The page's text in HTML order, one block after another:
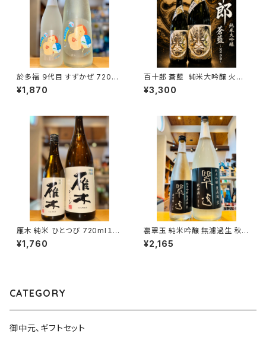
於多福 ９代目 すずかぜ 720ml
１本（柄酒造・広島県東広島市安
芸津町）
¥1,870
百十郎 蒼藍 純米大吟醸 火入
れ 1800ml１本（林本店・岐阜県
各務原市那加新加納町）
¥3,300
雁木 純米 ひとつび 720ml１本
（八百新酒造・山口県岩国市今
津町）
¥1,760
裏翠玉 純米吟醸 無濾過生 秋田
酒こまち 720ml１本（両関酒
造・秋田県湯沢市前森）
¥2,165
CATEGORY
御中元、ギフトセット